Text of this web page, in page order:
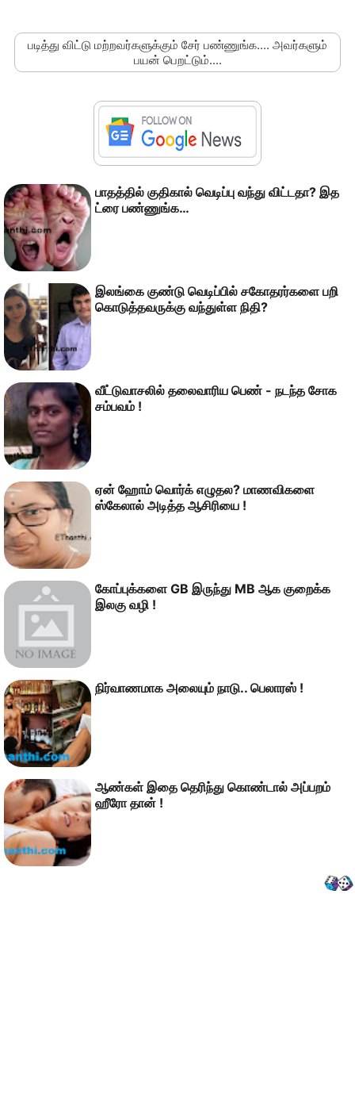
படித்து விட்டு மற்றவர்களுக்கும் சேர் பண்ணுங்க.... அவர்களும்
பயன் பெறட்டும்....
பாதத்தில் குதிகால் வெடிப்பு வந்து விட்டதா? இத
ட்ரை பண்ணுங்க…
இலங்கை குண்டு வெடிப்பில் சகோதரர்களை பறி
கொடுத்தவருக்கு வந்துள்ள நிதி?
வீட்டுவாசலில் தலைவாரிய பெண் - நடந்த சோக
சம்பவம் !
ஏன் ஹோம் வொர்க் எழுதல? மாணவிகளை
ஸ்கேலால் அடித்த ஆசிரியை !
கோப்புக்களை GB இருந்து MB ஆக குறைக்க
இலகு வழி !
நிர்வாணமாக அலையும் நாடு.. பெலாரஸ் !
ஆண்கள் இதை தெரிந்து கொண்டால் அப்பறம்
ஹீரோ தான் !